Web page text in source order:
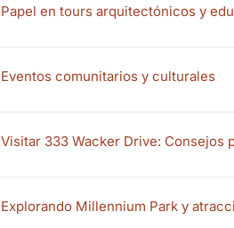
Papel en tours arquitectónicos y
Eventos comunitarios y culturales
Visitar 333 Wacker Drive: Consejos
Explorando Millennium Park y